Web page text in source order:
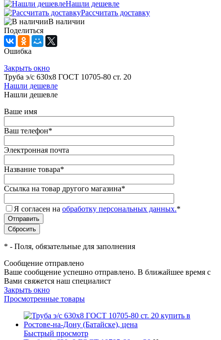
Нашли дешевле
Рассчитать доставку
В наличии
Поделиться
Ошибка
Закрыть окно
Труба э/с 630х8 ГОСТ 10705-80 ст. 20
Нашли дешевле
Нашли дешевле
Ваше имя
Ваш телефон*
Электронная почта
Название товара*
Ссылка на товар другого магазина*
Я согласен на обработку персональных данных.*
* - Поля, обязательные для заполнения
Сообщение отправлено
Ваше сообщение успешно отправлено. В ближайшее время с
Вами свяжется наш специалист
Закрыть окно
Просмотренные товары
Быстрый просмотр